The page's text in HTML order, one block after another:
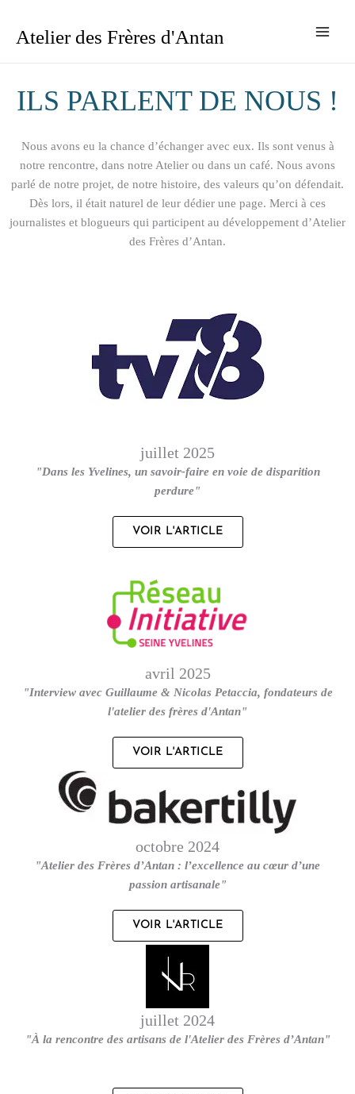
contenuAtelier des Frères d'Antan
ILS PARLENT DE NOUS !
Nous avons eu la chance d’échanger avec eux. Ils sont venus à
notre rencontre, dans notre Atelier ou dans un café. Nous avons
parlé de notre projet, de notre histoire, des valeurs qu’on défendait.
Dès lors, il était naturel de leur dédier une page. Merci à ces
journalistes et blogueurs qui participent au développement d’Atelier
des Frères d’Antan.
juillet 2025
"Dans les Yvelines, un savoir-faire en voie de disparition
perdure"
VOIR L'ARTICLE
avril 2025
"Interview avec Guillaume & Nicolas Petaccia, fondateurs de
l'atelier des frères d'Antan"
VOIR L'ARTICLE
octobre 2024
"Atelier des Frères d’Antan : l’excellence au cœur d’une
passion artisanale"
VOIR L'ARTICLE
juillet 2024
"À la rencontre des artisans de l'Atelier des Frères d’Antan"